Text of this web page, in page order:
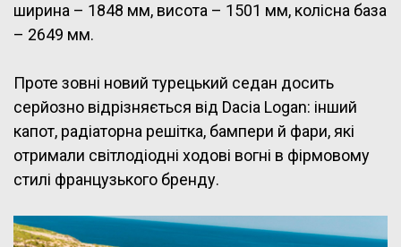
ширина – 1848 мм, висота – 1501 мм, колісна база
– 2649 мм.
Проте зовні новий турецький седан досить
серйозно відрізняється від Dacia Logan: інший
капот, радіаторна решітка, бампери й фари, які
отримали світлодіодні ходові вогні в фірмовому
стилі французького бренду.